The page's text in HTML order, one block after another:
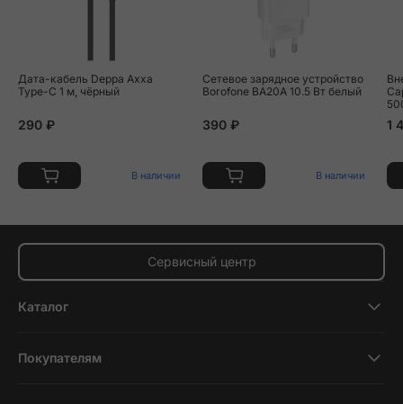
Дата-кабель Deppa Axxa
Type-C 1 м, чёрный
290 ₽
В наличии
Сетевое зарядное устройство
Borofone BA20A 10.5 Вт белый
390 ₽
В наличии
1
Сервисный центр
Каталог
Планшеты
Покупателям